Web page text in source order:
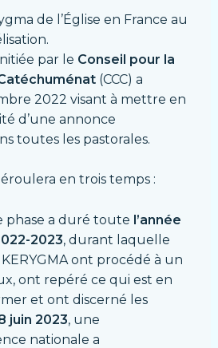
de l’Église en France au
par le Conseil pour la
(CCC) a
2022 visant à mettre en
d’une annonce
toutes les pastorales.
en trois temps :
phase a duré toute l’année
2023, durant laquelle
KERYGMA ont procédé à un
ont repéré ce qui est en
et ont discerné les
juin 2023, une
nationale a